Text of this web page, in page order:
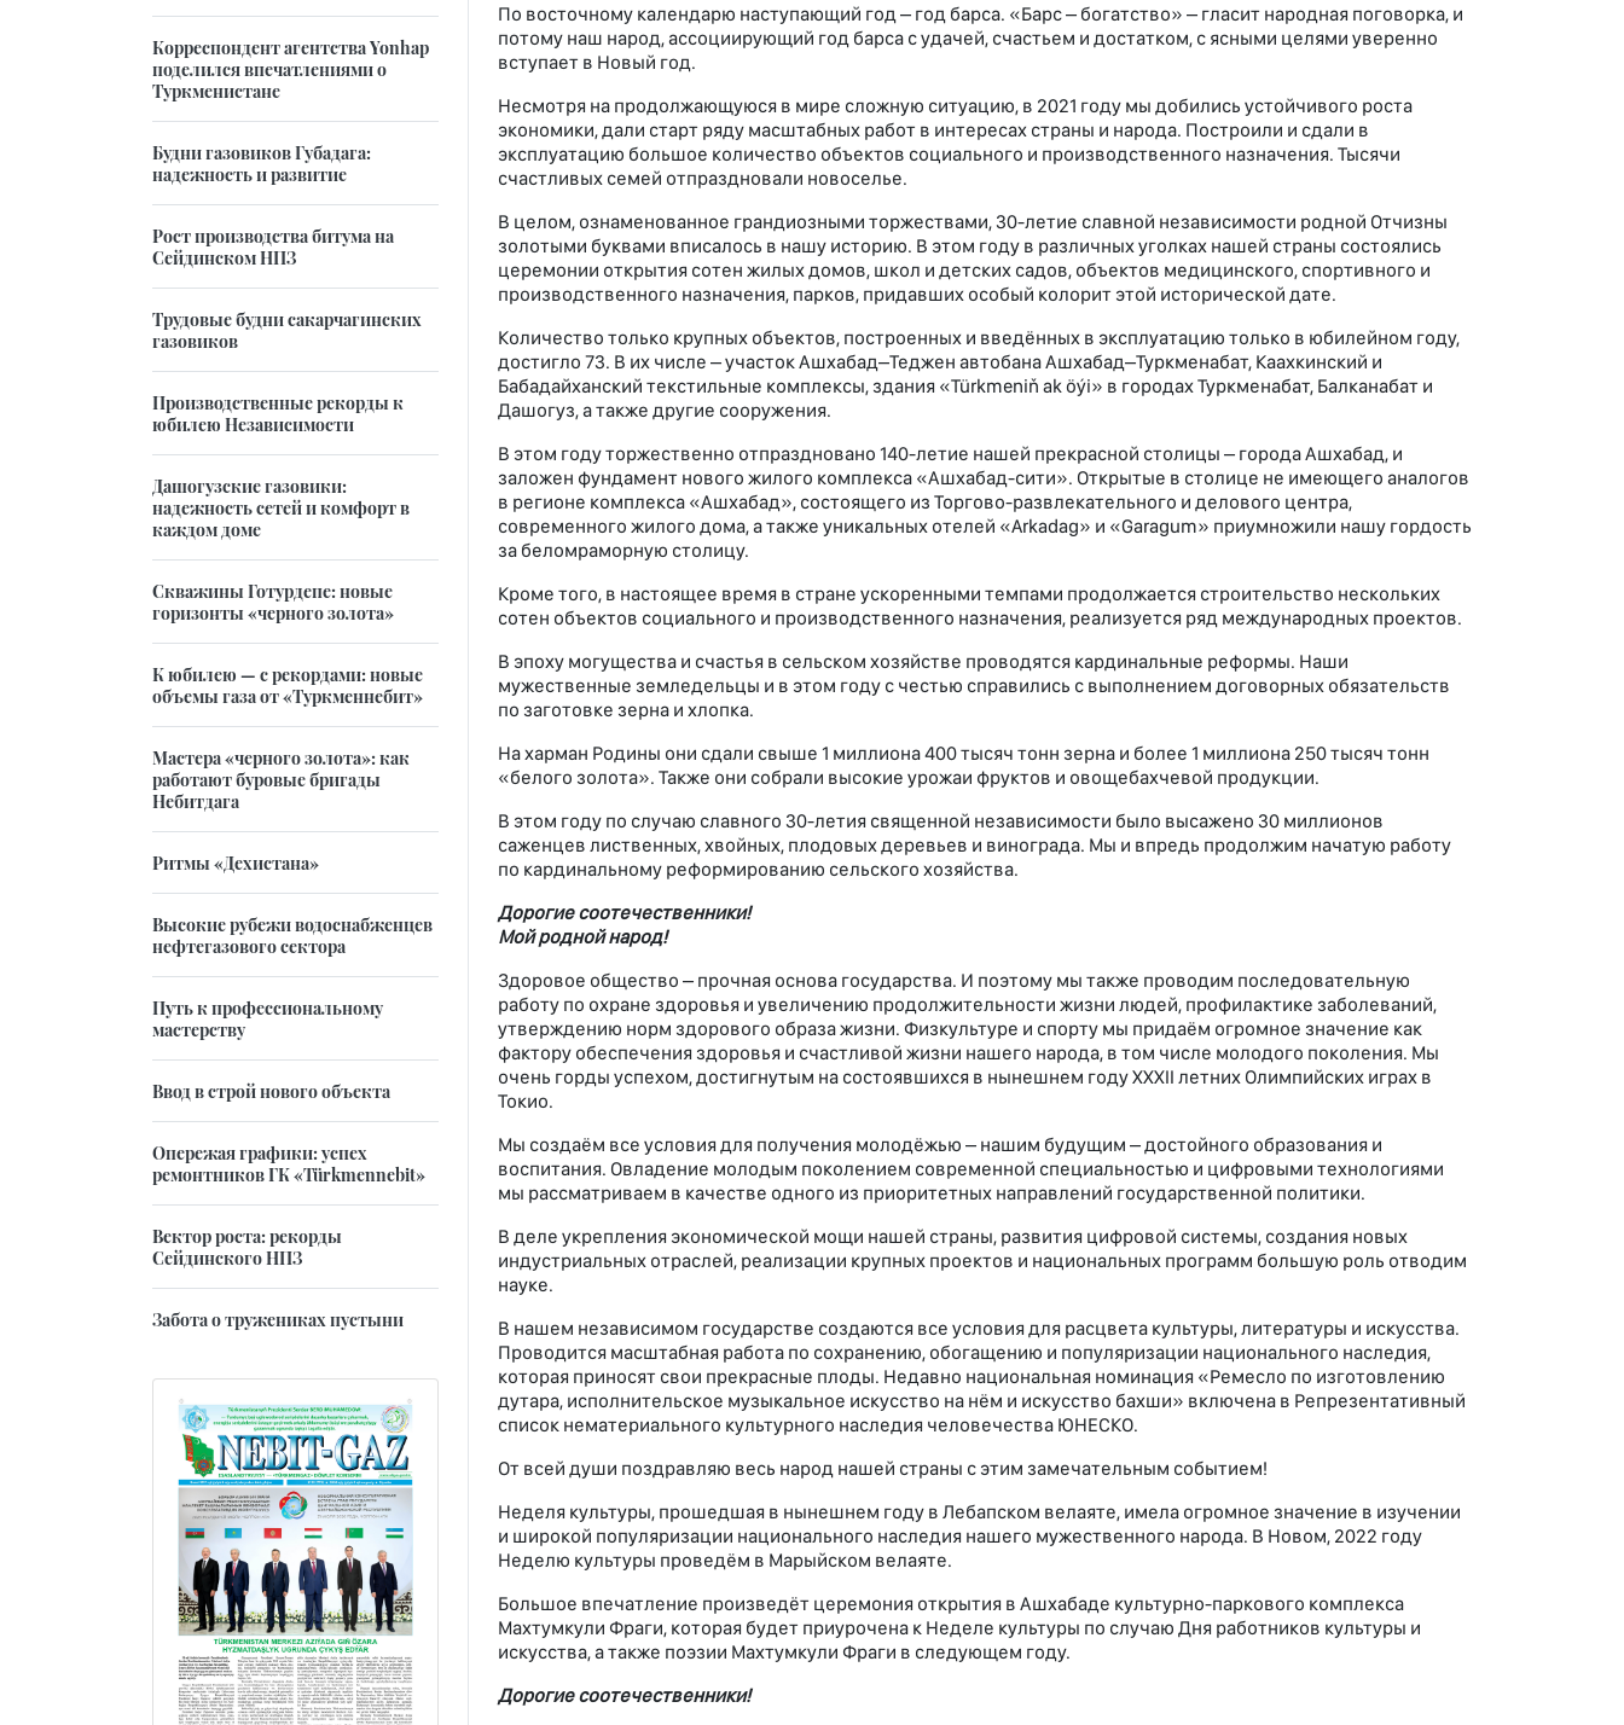
По восточному календарю наступающий год – год барса. «Барс – богатство» – гласит народная поговорка, и
потому наш народ, ассоциирующий год барса с удачей, счастьем и достатком, с ясными целями уверенно
вступает в Новый год.
Несмотря на продолжающуюся в мире сложную ситуацию, в 2021 году мы добились устойчивого роста
экономики, дали старт ряду масштабных работ в интересах страны и народа. Построили и сдали в
эксплуатацию большое количество объектов социального и производственного назначения. Тысячи
счастливых семей отпраздновали новоселье.
В целом, ознаменованное грандиозными торжествами, 30-летие славной независимос­ти родной Отчизны
золотыми буквами вписалось в нашу историю. В этом году в различных уголках нашей страны состоялись
церемонии открытия сотен жилых домов, школ и детских садов, объектов медицинского, спортивного и
производственного назначения, парков, придавших особый колорит этой исторической дате.
Количество только крупных объектов, построенных и введённых в эксплуатацию только в юбилейном году,
достигло 73. В их числе – участок Ашхабад–Теджен автобана Ашхабад–Туркменабат, Каахкинский и
Бабадайханский текстильные комплексы, здания «Türkmeniň ak öýi» в городах Туркменабат, Балканабат и
Дашогуз, а также другие сооружения.
В этом году торжественно отпраздновано 140-летие нашей прекрасной столицы – города Ашхабад, и
заложен фундамент нового жилого комплекса «Ашхабад-сити». Открытые в столице не имеющего аналогов
в регионе комплекса «Ашхабад», состоящего из Торгово-развлекательного и делового центра,
современного жилого дома, а также уникальных оте­лей «Arkadag» и «Garagum» приумножили нашу гордость
за беломраморную столицу.
Кроме того, в настоящее время в стране ускоренными темпами продолжается строи­тельство нескольких
сотен объектов социального и производственного назначения, реализуется ряд международных проектов.
В эпоху могущества и счастья в сельском хозяйстве проводятся кардинальные реформы. Наши
мужественные земледельцы и в этом году с честью справились с выполнением договорных обязательств
по заготовке зерна и хлопка.
На харман Родины они сдали свыше 1 миллиона 400 тысяч тонн зерна и более 1 миллиона 250 тысяч тонн
«белого золота». Также они собрали высокие урожаи фруктов и овощебахчевой продукции.
В этом году по случаю славного 30-летия священной независимости было высажено 30 миллионов
саженцев лиственных, хвойных, плодовых деревьев и винограда. Мы и впредь продолжим начатую работу
по кардинальному реформированию сельского хозяйства.
Дорогие соотечественники!
Мой родной народ!
Здоровое общество – прочная основа государства. И поэтому мы также проводим последовательную
работу по охране здоровья и увеличению продолжительности жизни людей, профилактике заболеваний,
утверждению норм здорового образа жизни. Физкультуре и спорту мы придаём огромное значение как
фактору обеспечения здоровья и счастливой жизни нашего народа, в том числе молодого поколения. Мы
очень горды успехом, достигнутым на состоявшихся в нынешнем году XXXII летних Олимпийских играх в
Токио.
Мы создаём все условия для получения молодёжью – нашим будущим – достойного образования и
воспитания. Овладение молодым поколением современной специальностью и цифровыми технологиями
мы рассматриваем в качестве одного из приоритетных направлений государственной политики.
В деле укрепления экономической мощи нашей страны, развития цифровой системы, создания новых
индустриальных отраслей, реализации крупных проектов и национальных программ большую роль отводим
науке.
В нашем независимом государстве создаются все условия для расцвета культуры, литературы и искусства.
Проводится масштабная работа по сохранению, обогащению и популяризации национального наследия,
которая приносят свои прекрасные плоды. Недавно национальная номинация «Ремесло по изготовлению
дутара, исполнительское музыкальное искусство на нём и искусство бахши» включена в Репрезентативный
список нематериального культурного наследия человечества ЮНЕСКО.
От всей души поздравляю весь народ нашей страны с этим замечательным событием!
Неделя культуры, прошедшая в нынешнем году в Лебапском велаяте, имела огромное значение в изучении
и широкой популяризации национального наследия нашего мужественного народа. В Новом, 2022 году
Неделю культуры проведём в Марыйском велаяте.
Большое впечатление произведёт церемония открытия в Ашхабаде культурно-паркового комплекса
Махтумкули Фраги, которая будет приурочена к Неделе культуры по случаю Дня работников культуры и
искусства, а также поэзии Махтумкули Фраги в следующем году.
Дорогие соотечественники!
Корреспондент агентства Yonhap
поделился впечатлениями о
Туркменистане
Будни газовиков Губадага:
надежность и развитие
Рост производства битума на
Сейдинском НПЗ
Трудовые будни сакарчагинских
газовиков
Производственные рекорды к
юбилею Независимости
Дашогузские газовики:
надежность сетей и комфорт в
каждом доме
Скважины Готурдепе: новые
горизонты «черного золота»
К юбилею — с рекордами: новые
объемы газа от «Туркменнебит»
Мастера «черного золота»: как
работают буровые бригады
Небитдага
Ритмы «Дехистана»
Высокие рубежи водоснабженцев
нефтегазового сектора
Путь к профессиональному
мастерству
Ввод в строй нового объекта
Опережая графики: успех
ремонтников ГК «Türkmennebit»
Вектор роста: рекорды
Сейдинского НПЗ
Забота о тружениках пустыни